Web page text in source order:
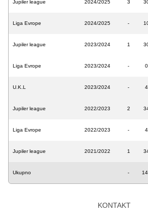
Jupiler league 2024/2025 3
Liga Evrope 2024/2025 -
Jupiler league 2023/2024 1
Liga Evrope 2023/2024 - 0
U.K.L 2023/2024 - 4
Jupiler league 2022/2023 2
Liga Evrope 2022/2023 - 4
Jupiler league 2021/2022 1
Ukupno -
KONTAKT